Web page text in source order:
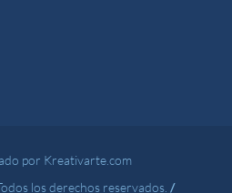
por Kreativarte.com
los derechos reservados. /